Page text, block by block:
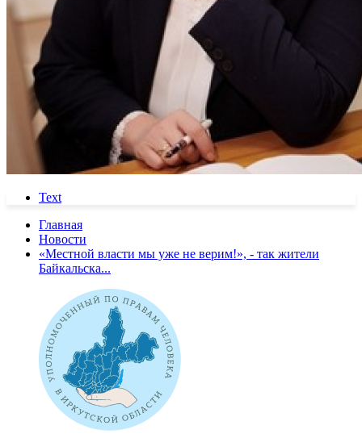
Text
Главная
Новости
«Местной власти мы уже не верим!», - так жители
Байкальска...